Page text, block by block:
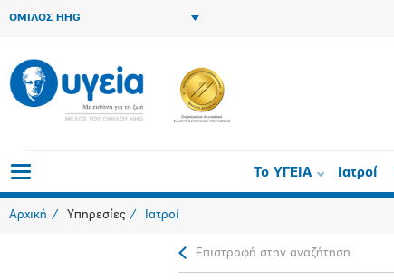
ΟΜΙΛΟΣ HHG
Το ΥΓΕΙΑ Ιατροί
Αρχική Υπηρεσίες Ιατροί
Επιστροφή στην αναζήτηση